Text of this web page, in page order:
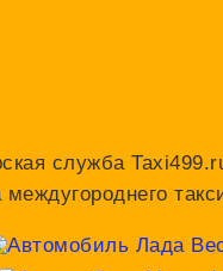
служба
междугороднего